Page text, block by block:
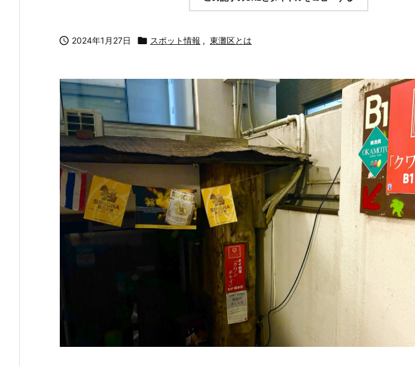
 2024年1月27日  スポット情報 , 東灘区とは